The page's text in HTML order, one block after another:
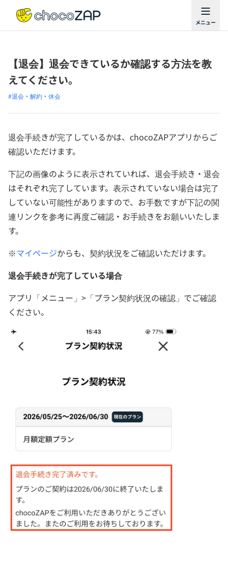
【退会】退会できているか確認する方法を教
えてください。
#退会・解約・休会
退会手続きが完了しているかは、chocoZAPアプリからご
確認いただけます。
下記の画像のように表示されていれば、退会手続き・退会
はそれぞれ完了しています。表示されていない場合は完了
していない可能性がありますので、お手数ですが下記の関
連リンクを参考に再度ご確認・お手続きをお願いいたしま
す。
※マイページからも、契約状況をご確認いただけます。
退会手続きが完了している場合
アプリ「メニュー」>「プラン契約状況の確認」でご確認
ください。